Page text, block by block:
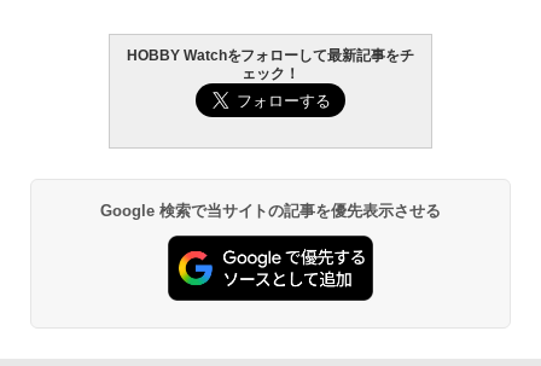
バルブ for マルイ 1911/MEU/M45A1/V1
0/Hi-CAPA◆東京マルイ GBB ハイキャ
パ5.1/4.3 ガバメント 純正互換パーツ ガ
ス漏れ防止
東京マルイ ハンドガンマガジンタイプ B
Bローダー（約115発）｜No.108 メール
便 対応商品 ポスト投函 ネコポス ゆう
パケット
￥1,271
ー(黒)【51000】
タミヤ OP.1799 TT-02ハイトルクサーボ
TAMASHII NATIONS S.H.フィギュアー
ツ（真骨彫製法） 仮面ライダーBLACK
可動フィギュア
TAMASHII NATIONS S.H.フィギュアー
ツ ONE PIECE シャンクス -マリンフォ
HG 機動戦士ガンダム00 グラハム専用ユ
ニオンフラッグカスタム 1/144スケール
￥1,850
BANDAI SPIRITS(バンダイスピリッツ)
30MS SIS-H00 セスティエ[カラーC] 色
分け済みプラモデル
東京マルイ (TOKYO MARUI) ガスブロー
バックマシンガン No.14 20式 5.56mm
￥193,900
東京マルイ(TOKYO MARUI) No.21 H&K
USP HG 18歳以上エアーHOPハンドガン
￥3,409
タミヤ クラフトツールシリーズ No.123
先細薄刃ニッパー (ゲートカット用) プラ
￥2,781
LOCTITE(ロックタイト) シールはがし
プレミアム 220ml
￥962
HOBBY Watchをフォローして最新記事をチ
ェック！
Google 検索で当サイトの記事を優先表示させる